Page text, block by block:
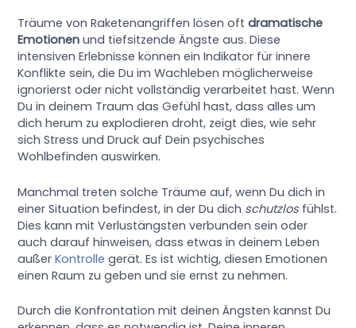
Träume von Raketenangriffen lösen oftdramatische
Emotionen und tiefsitzende Ängste aus. Diese
intensiven Erlebnisse können ein Indikator für innere
Konflikte sein, die Du im Wachleben möglicherweise
ignorierst oder nicht vollständig verarbeitet hast. Wenn
Du in deinem Traum das Gefühl hast, dass alles um
dich herum zu explodieren droht, zeigt dies, wie sehr
sich Stress und Druck auf Dein psychisches
Wohlbefinden auswirken.
Manchmal treten solche Träume auf, wenn Du dich in
einer Situation befindest, in der Du dich schutzlosfühlst.
Dies kann mit Verlustängsten verbunden sein oder
auch darauf hinweisen, dass etwas in deinem Leben
außerKontrolle gerät. Es ist wichtig, diesen Emotionen
einen Raum zu geben und sie ernst zu nehmen.
Durch die Konfrontation mit deinen Ängsten kannst Du